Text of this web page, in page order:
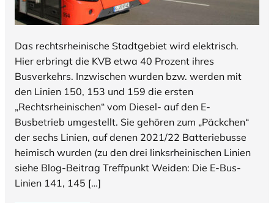
Das rechtsrheinische Stadtgebiet wird elektrisch.
Hier erbringt die KVB etwa 40 Prozent ihres
Busverkehrs. Inzwischen wurden bzw. werden mit
den Linien 150, 153 und 159 die ersten
„Rechtsrheinischen“ vom Diesel- auf den E-
Busbetrieb umgestellt. Sie gehören zum „Päckchen“
der sechs Linien, auf denen 2021/22 Batteriebusse
heimisch wurden (zu den drei linksrheinischen Linien
siehe Blog-Beitrag Treffpunkt Weiden: Die E-Bus-
Linien 141, 145 […]